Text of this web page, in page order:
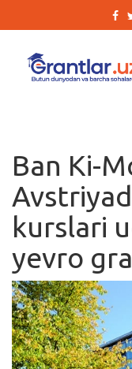
Ishlar
Kurslar
Blog
Yana
Qidirish
Ban Ki-
kurslari
yevro